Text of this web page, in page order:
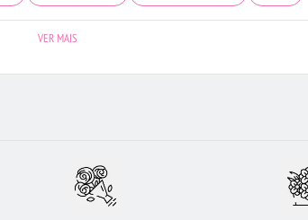
BUQUÊ DE ROSAS VERMELHAS
CESTA DE CHOCOLATE FLORICULTURA SÃO JOSÉ DOS CAMPOS
VER MAIS